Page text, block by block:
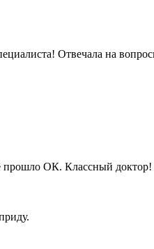
Отвечала на
прошло ОК. Классный доктор!